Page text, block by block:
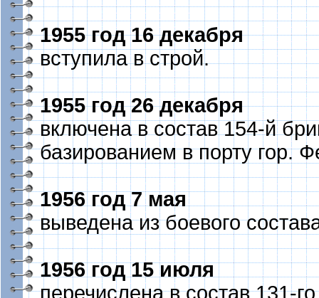
1955 год 16 декабря
вступила в строй.
1955 год 26 декабря
включена в состав 154-й
базированием в порту гор.
1956 год 7 мая
выведена из боевого
1956 год 15 июля
перечислена в состав 131-